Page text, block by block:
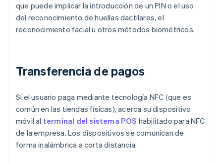
que puede implicar la introducción de un PIN o el uso
del reconocimiento de huellas dactilares, el
reconocimiento facial u otros métodos biométricos.
Transferencia de pagos
Si el usuario paga mediante tecnología NFC (que es
común en las tiendas físicas), acerca su dispositivo
móvil al terminal del sistema POS habilitado para NFC
de la empresa. Los dispositivos se comunican de
forma inalámbrica a corta distancia.